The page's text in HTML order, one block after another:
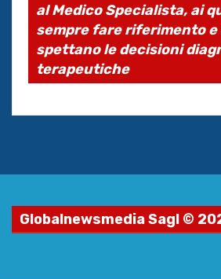
al Medico Specialista, ai
sempre fare riferimento e
spettano le decisioni
terapeutiche
Globalnewsmedia Sagl ©